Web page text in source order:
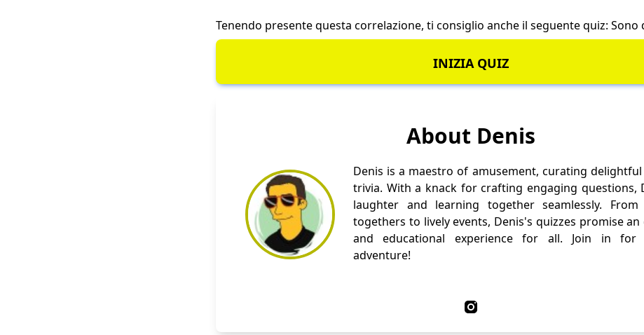
Tenendo presente questa correlazione, ti consiglio anche il seguente quiz: Sono
INIZIA QUIZ
About Denis
Denis is a maestro of amusement, curating delightful
trivia. With a knack for crafting engaging questions,
laughter and learning together seamlessly.
togethers to lively events, Denis's quizzes promise
and educational experience for all. Join in for
adventure!